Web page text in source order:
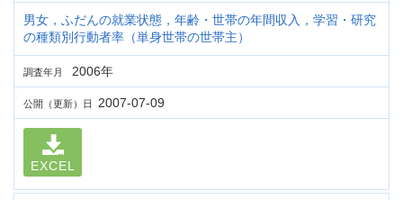
男女，ふだんの就業状態，年齢・世帯の年間収入，学習・研究
の種類別行動者率（単身世帯の世帯主）
調査年月 2006年
公開（更新）日 2007-07-09
EXCEL